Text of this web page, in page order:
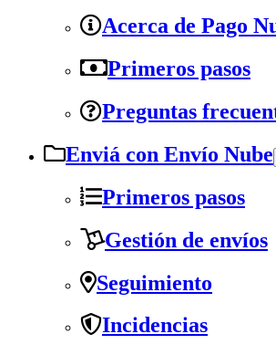
Acerca de Pago
Primeros pasos
Preguntas
Enviá con Envío Nube
Primeros pasos
Gestión de envíos
Seguimiento
Incidencias